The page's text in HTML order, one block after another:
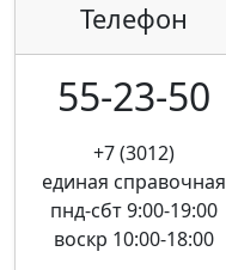
Телефон
55-23-50
+7 (3012)
единая справочная
пнд-сбт 9:00-19:00
воскр 10:00-18:00